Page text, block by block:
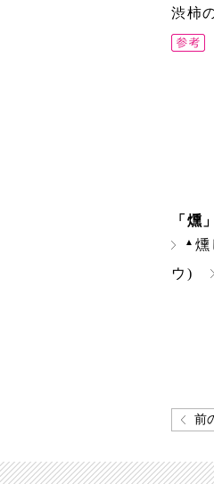
渋柿
「燻
▲ 燻
ウ)
前